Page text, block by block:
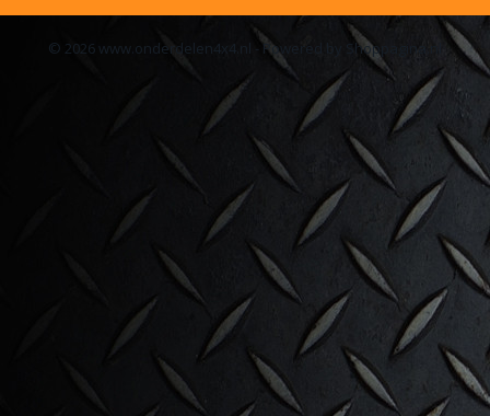
© 2026 www.onderdelen4x4.nl - Powered by Shoppagina.nl